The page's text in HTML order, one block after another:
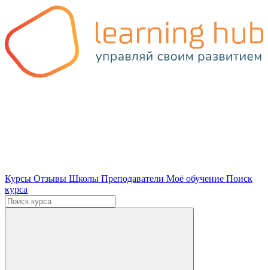
Курсы Отзывы Школы Преподаватели Моё обучение Поиск
курса